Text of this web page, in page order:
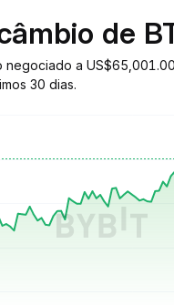
de
a
30 dias.